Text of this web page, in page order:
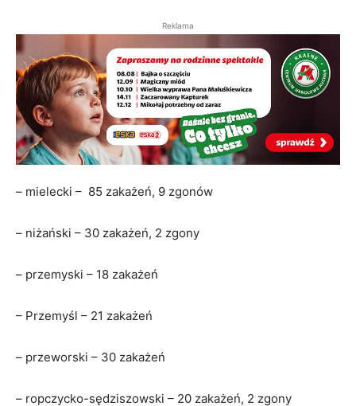
Reklama
– mielecki – 85 zakażeń, 9 zgonów
– niżański – 30 zakażeń, 2 zgony
– przemyski – 18 zakażeń
– Przemyśl – 21 zakażeń
– przeworski – 30 zakażeń
– ropczycko-sędziszowski – 20 zakażeń, 2 zgony